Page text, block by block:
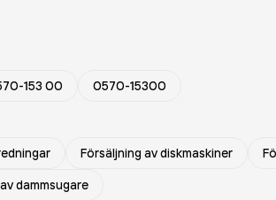
153 00 0570-15300
Försäljning av diskmaskiner
dammsugare